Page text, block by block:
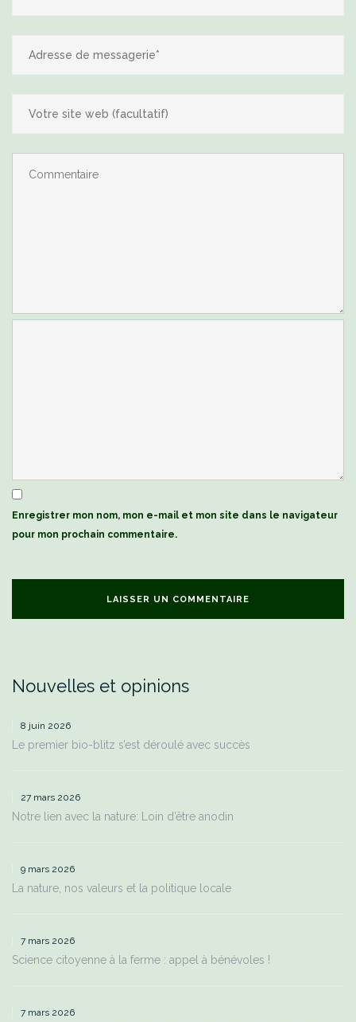
Enregistrer mon nom, mon e-mail et mon site dans le navigateur
pour mon prochain commentaire.
Nouvelles et opinions
8 juin 2026
Le premier bio-blitz s’est déroulé avec succès
27 mars 2026
Notre lien avec la nature: Loin d’être anodin
9 mars 2026
La nature, nos valeurs et la politique locale
7 mars 2026
Science citoyenne à la ferme : appel à bénévoles !
7 mars 2026